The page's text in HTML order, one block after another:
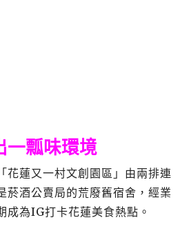
一瓢味環境
花蓮又一村文創園區」由兩排連
菸酒公賣局的荒廢舊宿舍，經業
成為IG打卡花蓮美食熱點。